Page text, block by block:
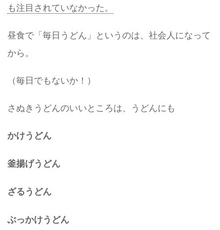
も注目されていなかった。
昼食で「毎日うどん」というのは、社会人になって
から。
（毎日でもないか！）
さぬきうどんのいいところは、うどんにも
かけうどん
釜揚げうどん
ざるうどん
ぶっかけうどん